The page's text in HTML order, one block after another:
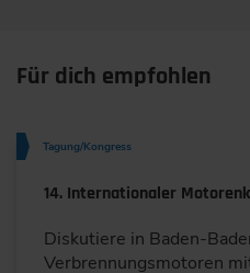
Für dich empfohlen
Tagung/Kongress
14. Internationaler
Diskutiere in Baden-
Verbrennungsmotoren